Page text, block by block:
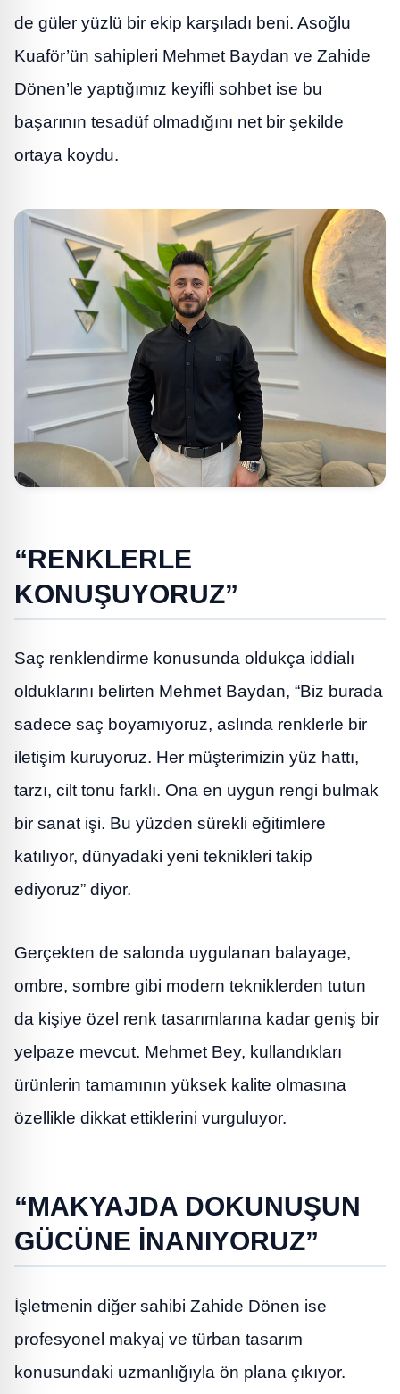
de güler yüzlü bir ekip karşıladı beni. Asoğlu
Kuaför’ün sahipleri Mehmet Baydan ve Zahide
Dönen’le yaptığımız keyifli sohbet ise bu
başarının tesadüf olmadığını net bir şekilde
ortaya koydu.
“RENKLERLE
KONUŞUYORUZ”
Saç renklendirme konusunda oldukça iddialı
olduklarını belirten Mehmet Baydan, “Biz burada
sadece saç boyamıyoruz, aslında renklerle bir
iletişim kuruyoruz. Her müşterimizin yüz hattı,
tarzı, cilt tonu farklı. Ona en uygun rengi bulmak
bir sanat işi. Bu yüzden sürekli eğitimlere
katılıyor, dünyadaki yeni teknikleri takip
ediyoruz” diyor.
Gerçekten de salonda uygulanan balayage,
ombre, sombre gibi modern tekniklerden tutun
da kişiye özel renk tasarımlarına kadar geniş bir
yelpaze mevcut. Mehmet Bey, kullandıkları
ürünlerin tamamının yüksek kalite olmasına
özellikle dikkat ettiklerini vurguluyor.
“MAKYAJDA DOKUNUŞUN
GÜCÜNE İNANIYORUZ”
İşletmenin diğer sahibi Zahide Dönen ise
profesyonel makyaj ve türban tasarım
konusundaki uzmanlığıyla ön plana çıkıyor.